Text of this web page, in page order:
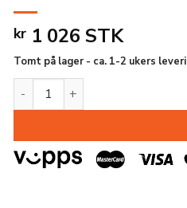
kr 1 026 STK
Tomt på lager - ca. 1-2 ukers
DEKORPLATE CANOPÈE MIX